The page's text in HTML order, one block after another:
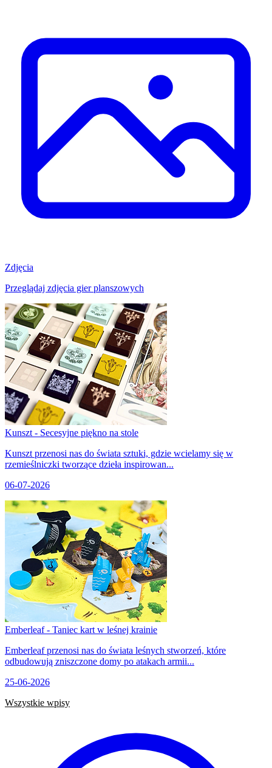
Zdjęcia
Przeglądaj zdjęcia gier planszowych
Kunszt - Secesyjne piękno na stole
Kunszt przenosi nas do świata sztuki, gdzie wcielamy się w
rzemieślniczki tworzące dzieła inspirowan...
06-07-2026
Emberleaf - Taniec kart w leśnej krainie
Emberleaf przenosi nas do świata leśnych stworzeń, które
odbudowują zniszczone domy po atakach armii...
25-06-2026
Wszystkie wpisy